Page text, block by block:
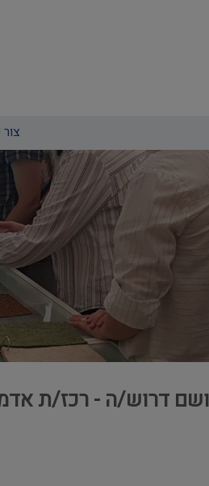
דרוש/ה - רכז/ת